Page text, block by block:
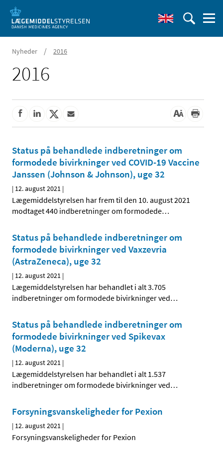
Nyheder / 2016
2016
Status på behandlede indberetninger om
formodede bivirkninger ved COVID-19 Vaccine
Janssen (Johnson & Johnson), uge 32
| 12. august 2021 |
Lægemiddelstyrelsen har frem til den 10. august 2021
modtaget 440 indberetninger om formodede…
Status på behandlede indberetninger om
formodede bivirkninger ved Vaxzevria
(AstraZeneca), uge 32
| 12. august 2021 |
Lægemiddelstyrelsen har behandlet i alt 3.705
indberetninger om formodede bivirkninger ved…
Status på behandlede indberetninger om
formodede bivirkninger ved Spikevax
(Moderna), uge 32
| 12. august 2021 |
Lægemiddelstyrelsen har behandlet i alt 1.537
indberetninger om formodede bivirkninger ved…
Forsyningsvanskeligheder for Pexion
| 12. august 2021 |
Forsyningsvanskeligheder for Pexion